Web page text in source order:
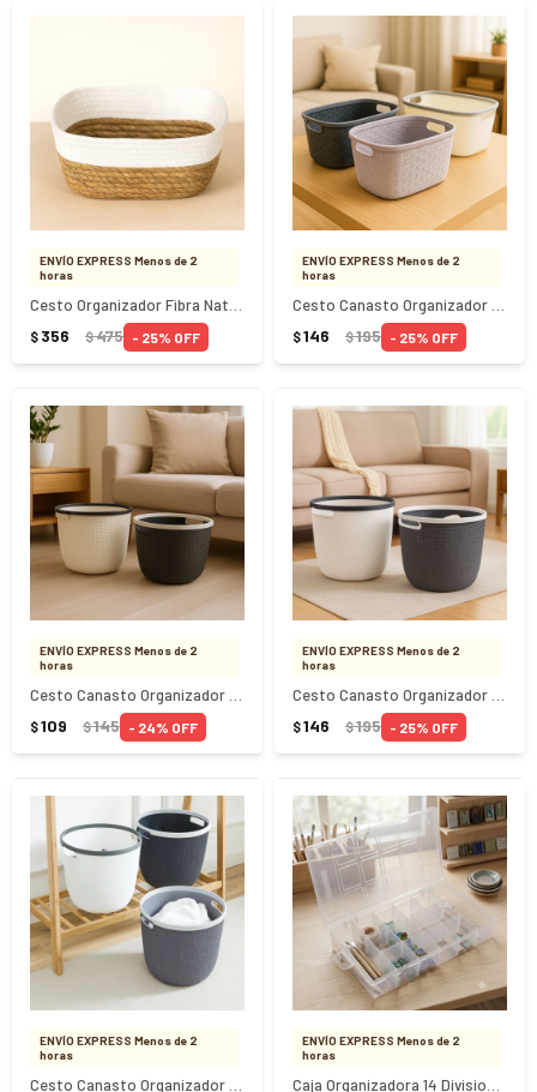
ENVÍO EXPRESS Menos de 2
horas
$ 356 $475 25
ENVÍO EXPRESS Menos de 2
horas
$146 $195 25
ENVÍO EXPRESS Menos de 2
horas
$109 $145 24
ENVÍO EXPRESS Menos de 2
horas
$146 $195 25
ENVÍO EXPRESS Menos de 2
horas
ENVÍO EXPRESS Menos de 2
horas